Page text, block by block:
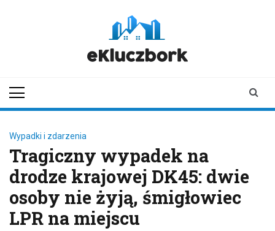
Wypadki i zdarzenia
Tragiczny wypadek na
drodze krajowej DK45: dwie
osoby nie żyją, śmigłowiec
LPR na miejscu